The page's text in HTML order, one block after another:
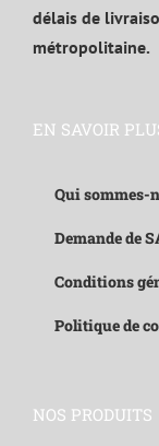
délais de
métropolitaine.
EN SAVOIR
Qui sommes-
Demande de
Conditions
Politique de
NOS PRODUITS